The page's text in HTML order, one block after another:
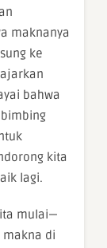
maknanya
ke
bahwa
kita
lagi.
mulai—
di